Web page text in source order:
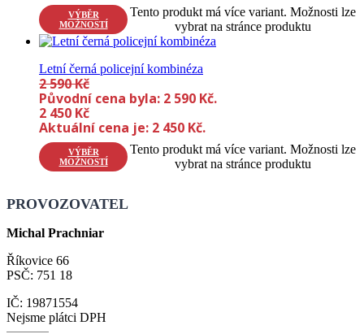
VÝBĚR
MOŽNOSTÍ
Tento produkt má více variant. Možnosti lze
vybrat na stránce produktu
Letní černá policejní kombinéza
2 590Kč
Původní cena byla: 2 590 Kč.
2 450 Kč
Aktuální cena je: 2 450 Kč.
VÝBĚR
MOŽNOSTÍ
Tento produkt má více variant. Možnosti lze
vybrat na stránce produktu
PROVOZOVATEL
Michal Prachniar
Říkovice 66
PSČ: 751 18
IČ: 19871554
Nejsme plátci DPH